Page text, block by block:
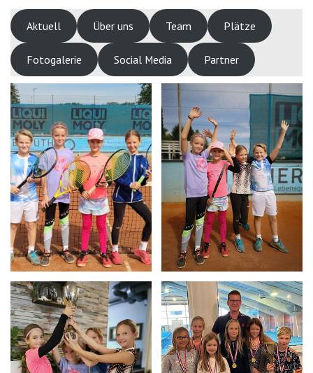
Aktuell Über uns Team Plätze
Fotogalerie Social Media Partner